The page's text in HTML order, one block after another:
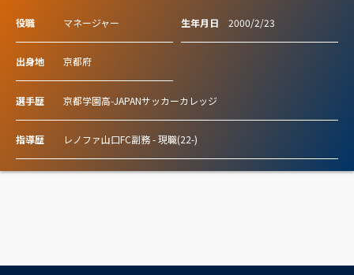
役職 マネージャー 生年月日 2000/2/23
出身地 京都府
選手歴 京都学園高-JAPANサッカーカレッジ
指導歴 レノファ山口FC副務 - 現職(22-)